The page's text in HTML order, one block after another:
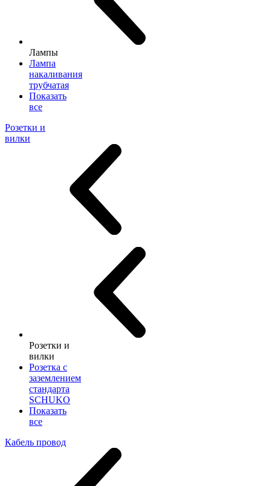
Лампы
Лампа
накаливания
трубчатая
Показать
все
Розетки и
вилки
Розетки и
вилки
Розетка с
заземлением
стандарта
SCHUKO
Показать
все
Кабель провод